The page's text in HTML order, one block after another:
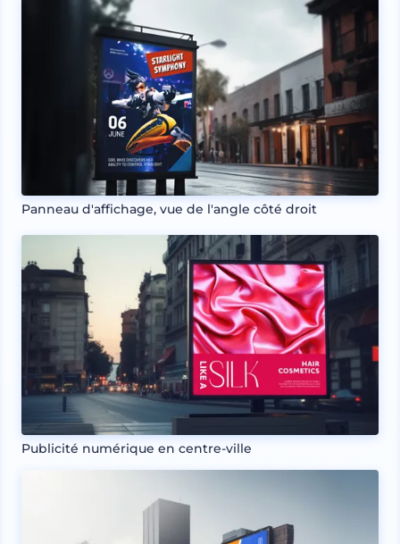
Panneau d'affichage, vue de l'angle côté droit
Publicité numérique en centre-ville